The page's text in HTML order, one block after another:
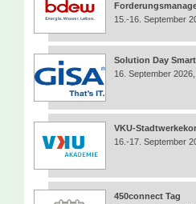
15.-16. September
Solution Day
16. September
VKU-
16.-17. September
450connect Tag